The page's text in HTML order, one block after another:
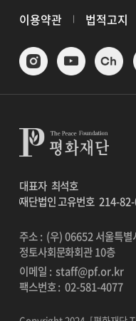
이용약관
법적고지
대표자 최석호
재단법인 고유번호214-
주소 : (우) 06652 서울특별
정토사회문화회관 10층
이메일 :staff@pf.or.kr
팩스번호 :02-581-4077